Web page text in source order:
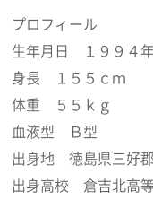
プロフィール
生年月日 １９９４年
身長 １５５ｃｍ
体重 ５５ｋｇ
血液型 Ｂ型
出身地 徳島県三好郡
出身高校 倉吉北高